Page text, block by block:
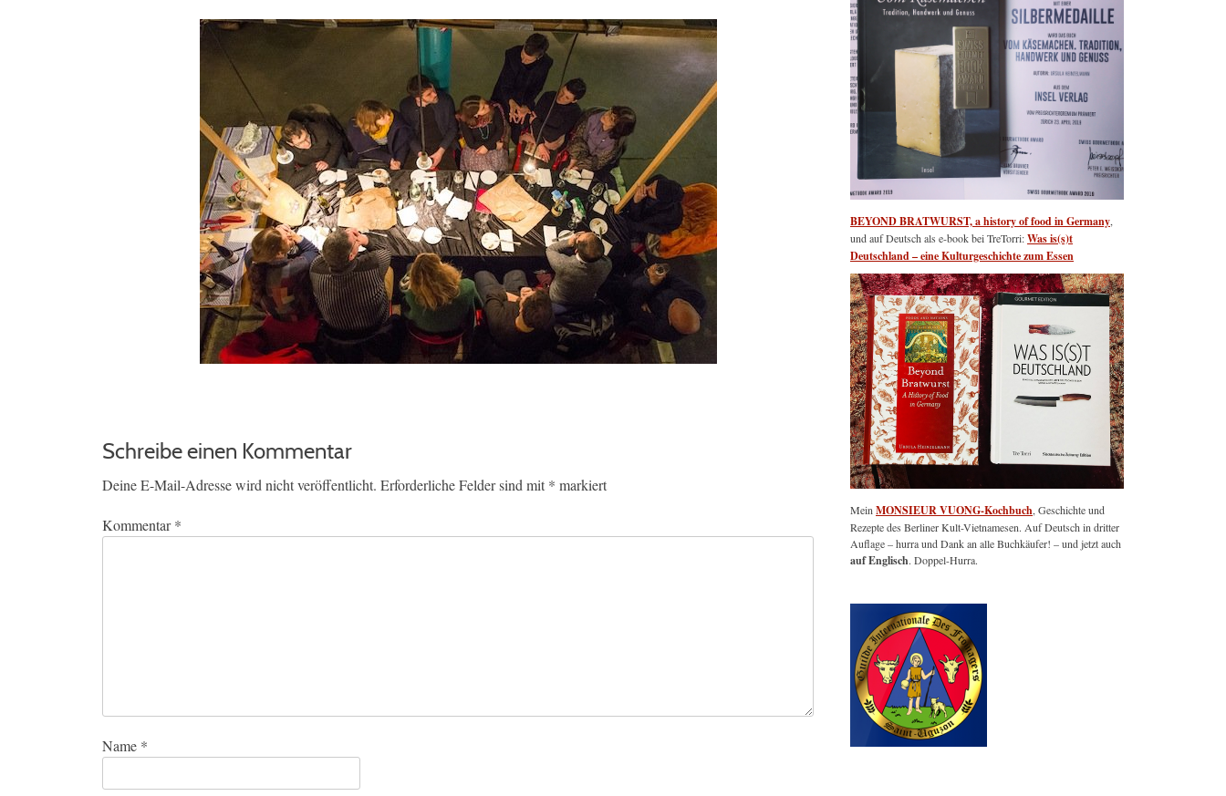
Schreibe einen Kommentar
Deine E-Mail-Adresse wird nicht veröffentlicht. Erforderliche Felder sind mit * markiert
Kommentar*
Name *
BEYOND BRATWURST, a history of food in Germany
und auf Deutsch als e-book bei TreTorri:Was is(s)t
Deutschland – eine Kulturgeschichte zum Essen
Mein MONSIEUR VUONG-Kochbuch , Geschichte und
Rezepte des Berliner Kult-Vietnamesen. Auf Deutsch in dritter
Auflage – hurra und Dank an alle Buchkäufer! – und jetzt auch
auf Englisch. Doppel-Hurra.